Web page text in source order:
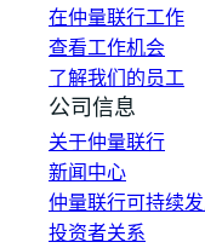
在仲量联行工作
查看工作机会
了解我们的员工
公司信息
关于仲量联行
新闻中心
仲量联行可持续
投资者关系